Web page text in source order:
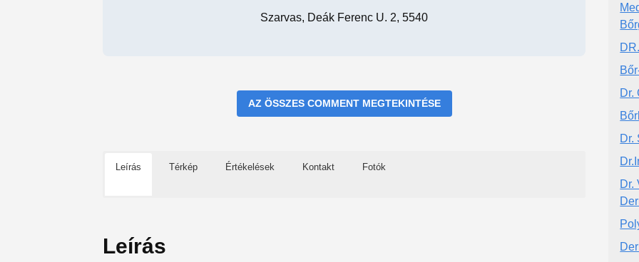
Szarvas, Deák Ferenc U. 2, 5540
AZ ÖSSZES COMMENT MEGTEKINTÉSE
Leírás Térkép Értékelések Kontakt Fotók
Leírás
Dr.
Dr.
Dr.